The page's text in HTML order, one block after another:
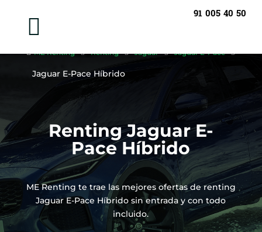

91 005 40 50
 ME Renting 5 Renting 5 Jaguar 5 Jaguar E-Pace 5
Jaguar E-Pace Híbrido
Renting Jaguar E-
Pace Híbrido
ME Renting te trae las mejores ofertas de renting
Jaguar E-Pace Híbrido sin entrada y con todo
incluido.